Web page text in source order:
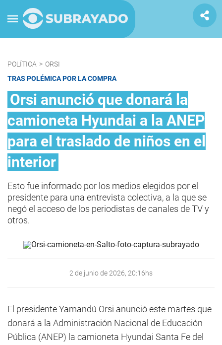
POLÍTICA > ORSI
TRAS POLÉMICA POR LA COMPRA
Orsi anunció que donará la
camioneta Hyundai a la ANEP
para el traslado de niños en el
interior
Esto fue informado por los medios elegidos por el
presidente para una entrevista colectiva, a la que se
negó el acceso de los periodistas de canales de TV y
otros.
2 de junio de 2026, 20:16hs
El presidente Yamandú Orsi anunció este martes que
donará a la Administración Nacional de Educación
Pública (ANEP) la camioneta Hyundai Santa Fe del